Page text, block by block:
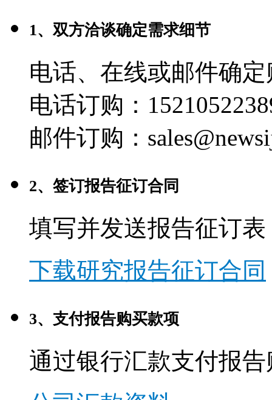
1、双方洽谈确定需求细节
电话、在线或邮件确
电话订购：
邮件订购：
2、签订报告征订合同
填写并发送报告征订表
下载研究报告征订合同
3、支付报告购买款项
通过银行汇款支付报